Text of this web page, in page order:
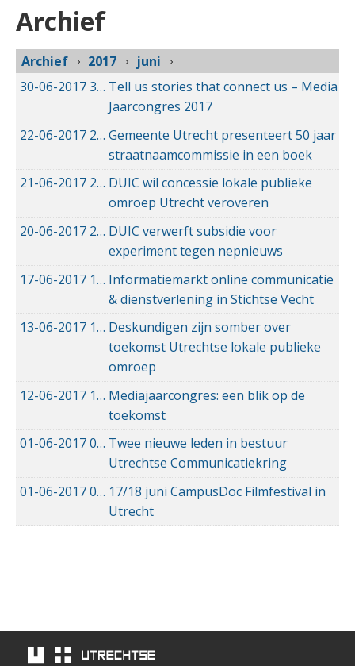
Archief
Archief 2017
juni
30-06-201730-06-2017 14:25
Tell us stories that connect us – Media
Jaarcongres 2017
22-06-2017 22-06-2017 09:51
Gemeente Utrecht presenteert 50 jaar
straatnaamcommissie in een boek
21-06-2017 21-06-2017 20:08
DUIC wil concessie lokale publieke
omroep Utrecht veroveren
20-06-2017 20-06-2017 14:35
DUIC verwerft subsidie voor
experiment tegen nepnieuws
17-06-2017 17-06-2017 14:45
Informatiemarkt online communicatie
& dienstverlening in Stichtse Vecht
13-06-2017 13-06-2017 20:12
Deskundigen zijn somber over
toekomst Utrechtse lokale publieke
omroep
12-06-2017 12-06-2017 11:59
Mediajaarcongres: een blik op de
toekomst
01-06-201701-06-2017 15:39
Twee nieuwe leden in bestuur
Utrechtse Communicatiekring
01-06-201701-06-2017 12:11
17/18 juni CampusDoc Filmfestival in
Utrecht